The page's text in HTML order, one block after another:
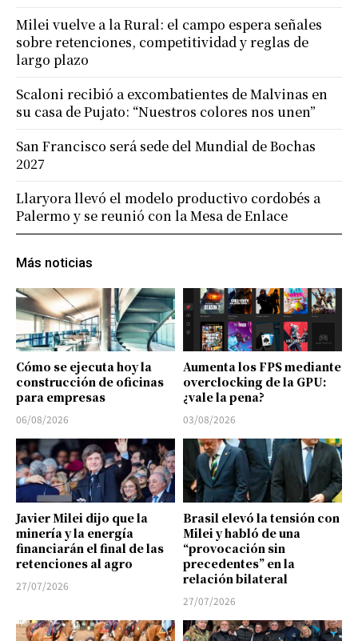
Más noticias
Cómo se ejecuta hoy la
construcción de oficinas
para empresas
06/08/2026
Aumenta los FPS mediante
overclocking de la GPU:
¿vale la pena?
03/08/2026
Javier Milei dijo que la
minería y la energía
financiarán el final de las
retenciones al agro
27/07/2026
Brasil elevó la tensión con
Milei y habló de una
“provocación sin
precedentes” en la
relación bilateral
27/07/2026
Milei vuelve a la Rural: el campo espera señales
sobre retenciones, competitividad y reglas de
largo plazo
Scaloni recibió a excombatientes de Malvinas en
su casa de Pujato: “Nuestros colores nos unen”
San Francisco será sede del Mundial de Bochas
2027
Llaryora llevó el modelo productivo cordobés a
Palermo y se reunió con la Mesa de Enlace